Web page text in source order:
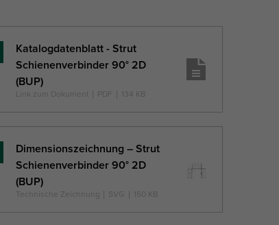
Mehr
Katalogdatenblatt - Strut
Schienenverbinder 90° 2D
(BUP)
Link zum Dokument PDF 134 KB
Mehr
Dimensionszeichnung – Strut
Schienenverbinder 90° 2D
(BUP)
Technische Zeichnung SVG 150 KB